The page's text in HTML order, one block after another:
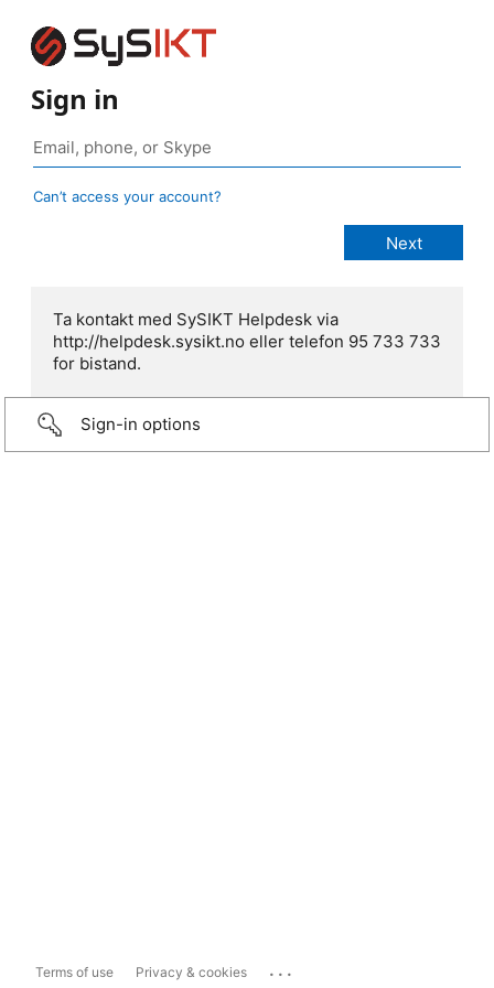
Sign in
Can’t access your account?
Ta kontakt med SySIKT Helpdesk via
http://helpdesk.sysikt.no eller telefon 95 733 733
for bistand.
Sign-in options
Terms of use Privacy & cookies ...